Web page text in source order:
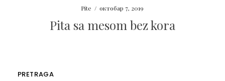
Pite / октобар 7, 2019
Pita sa mesom bez kora
PRETRAGA